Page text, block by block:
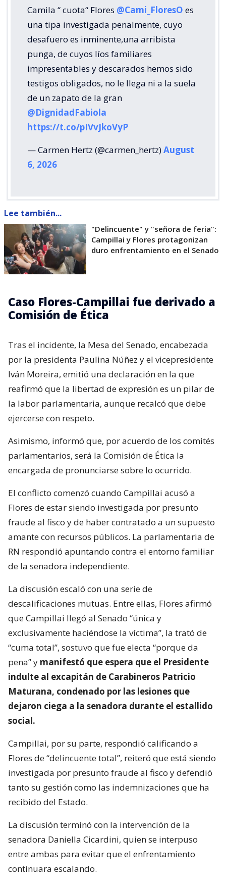
Camila “ cuota“ Flores @Cami_FloresO es
una tipa investigada penalmente, cuyo
desafuero es inminente,una arribista
punga, de cuyos líos familiares
impresentables y descarados hemos sido
testigos obligados, no le llega ni a la suela
de un zapato de la gran
@DignidadFabiola
https://t.co/pIVvJkoVyP
— Carmen Hertz (@carmen_hertz)August
6, 2026
Lee también...
"Delincuente" y "señora de feria":
Campillai y Flores protagonizan
duro enfrentamiento en el Senado
Caso Flores-Campillai fue derivado a
Comisión de Ética
Tras el incidente, la Mesa del Senado, encabezada
por la presidenta Paulina Núñez y el vicepresidente
Iván Moreira, emitió una declaración en la que
reafirmó que la libertad de expresión es un pilar de
la labor parlamentaria, aunque recalcó que debe
ejercerse con respeto.
Asimismo, informó que, por acuerdo de los comités
parlamentarios, será la Comisión de Ética la
encargada de pronunciarse sobre lo ocurrido.
El conflicto comenzó cuando Campillai acusó a
Flores de estar siendo investigada por presunto
fraude al fisco y de haber contratado a un supuesto
amante con recursos públicos. La parlamentaria de
RN respondió apuntando contra el entorno familiar
de la senadora independiente.
La discusión escaló con una serie de
descalificaciones mutuas. Entre ellas, Flores afirmó
que Campillai llegó al Senado “única y
exclusivamente haciéndose la víctima”, la trató de
“cuma total”, sostuvo que fue electa “porque da
pena” y manifestó que espera que el Presidente
indulte al excapitán de Carabineros Patricio
Maturana, condenado por las lesiones que
dejaron ciega a la senadora durante el estallido
social.
Campillai, por su parte, respondió calificando a
Flores de “delincuente total”, reiteró que está siendo
investigada por presunto fraude al fisco y defendió
tanto su gestión como las indemnizaciones que ha
recibido del Estado.
La discusión terminó con la intervención de la
senadora Daniella Cicardini, quien se interpuso
entre ambas para evitar que el enfrentamiento
continuara escalando.